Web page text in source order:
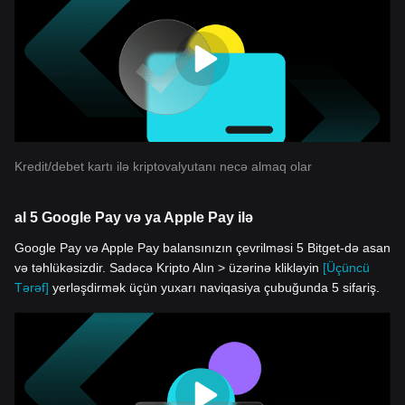
Kredit/debet kartı ilə kriptovalyutanı necə almaq olar
al 5 Google Pay və ya Apple Pay ilə
Google Pay və Apple Pay balansınızın çevrilməsi 5 Bitget-də asan
və təhlükəsizdir. Sadəcə Kripto Alın > üzərinə klikləyin [Üçüncü
Tərəf] yerləşdirmək üçün yuxarı naviqasiya çubuğunda 5 sifariş.